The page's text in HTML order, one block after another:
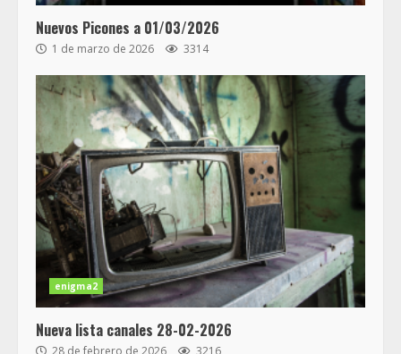
Nuevos Picones a 01/03/2026
1 de marzo de 2026 3314
enigma2
Nueva lista canales 28-02-2026